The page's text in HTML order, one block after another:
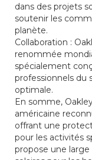
dans des projets
soutenir les
planète.
Collaboration :
renommée
spécialement
professionnels du
optimale.
En somme,
américaine
offrant une
pour les activités
propose une